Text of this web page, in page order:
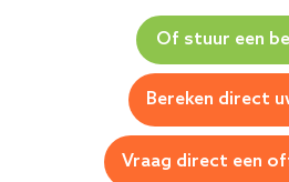
Of stuur een
Bereken direct
Vraag direct een